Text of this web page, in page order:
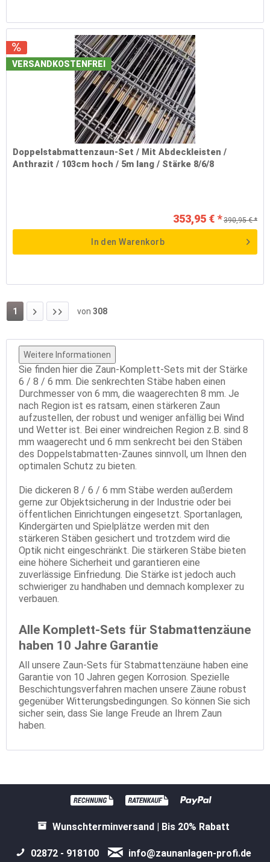
VERSANDKOSTENFREI
Doppelstabmattenzaun-Set / Mit Abdeckleisten /
Anthrazit / 103cm hoch / 5m lang / Stärke 8/6/8
353,95 € * 390,95 € *
In den Warenkorb
1 von 308
Weitere Informationen
Sie finden hier die Zaun-Komplett-Sets mit der Stärke
6 / 8 / 6 mm. Die senkrechten Stäbe haben einen
Durchmesser von 6 mm, die waagerechten 8 mm. Je
nach Region ist es ratsam, einen stärkeren Zaun
aufzustellen, der robust und weniger anfällig bei Wind
und Wetter ist. Bei einer windreichen Region z.B. sind 8
mm waagerecht und 6 mm senkrecht bei den Stäben
des Doppelstabmatten-Zaunes sinnvoll, um Ihnen den
optimalen Schutz zu bieten.
Die dickeren 8 / 6 / 6 mm Stäbe werden außerdem
gerne zur Objektsicherung in der Industrie oder bei
öffentlichen Einrichtungen eingesetzt. Sportanlagen,
Kindergärten und Spielplätze werden mit den
stärkeren Stäben gesichert und trotzdem wird die
Optik nicht eingeschränkt. Die stärkeren Stäbe bieten
eine höhere Sicherheit und garantieren eine
zuverlässige Einfriedung. Die Stärke ist jedoch auch
schwieriger zu handhaben und demnach komplexer zu
verbauen.
Alle Komplett-Sets für Stabmattenzäune
haben 10 Jahre Garantie
All unsere Zaun-Sets für Stabmattenzäune haben eine
Garantie von 10 Jahren gegen Korrosion. Spezielle
Beschichtungsverfahren machen unsere Zäune robust
gegenüber Witterungsbedingungen. So können Sie sich
sicher sein, dass Sie lange Freude an Ihrem Zaun
haben.
Wunschterminversand | Bis 20% Rabatt
02872 - 918100 info@zaunanlagen-profi.de